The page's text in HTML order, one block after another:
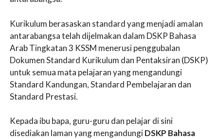
Kurikulum berasaskan standard yang menjadi amalan
antarabangsa telah dijelmakan dalam DSKP Bahasa
Arab Tingkatan 3 KSSM menerusi penggubalan
Dokumen Standard Kurikulum dan Pentaksiran (DSKP)
untuk semua mata pelajaran yang mengandungi
Standard Kandungan, Standard Pembelajaran dan
Standard Prestasi.
Kepada ibu bapa, guru-guru dan pelajar di sini
disediakan laman yang mengandungiDSKP Bahasa